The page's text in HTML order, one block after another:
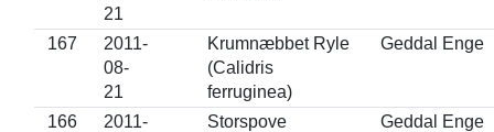
21
167
2011-
08-
21
Krumnæbbet Ryle
(Calidris
ferruginea)
Geddal Enge
166
2011-
Storspove
Geddal Enge